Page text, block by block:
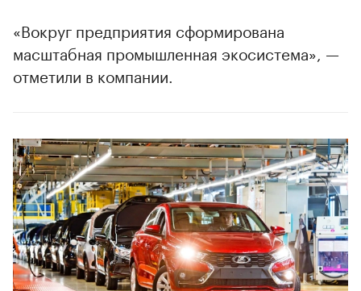
00:00 / 00:00
«Вокруг предприятия сформирована
масштабная промышленная экосистема», —
отметили в компании.